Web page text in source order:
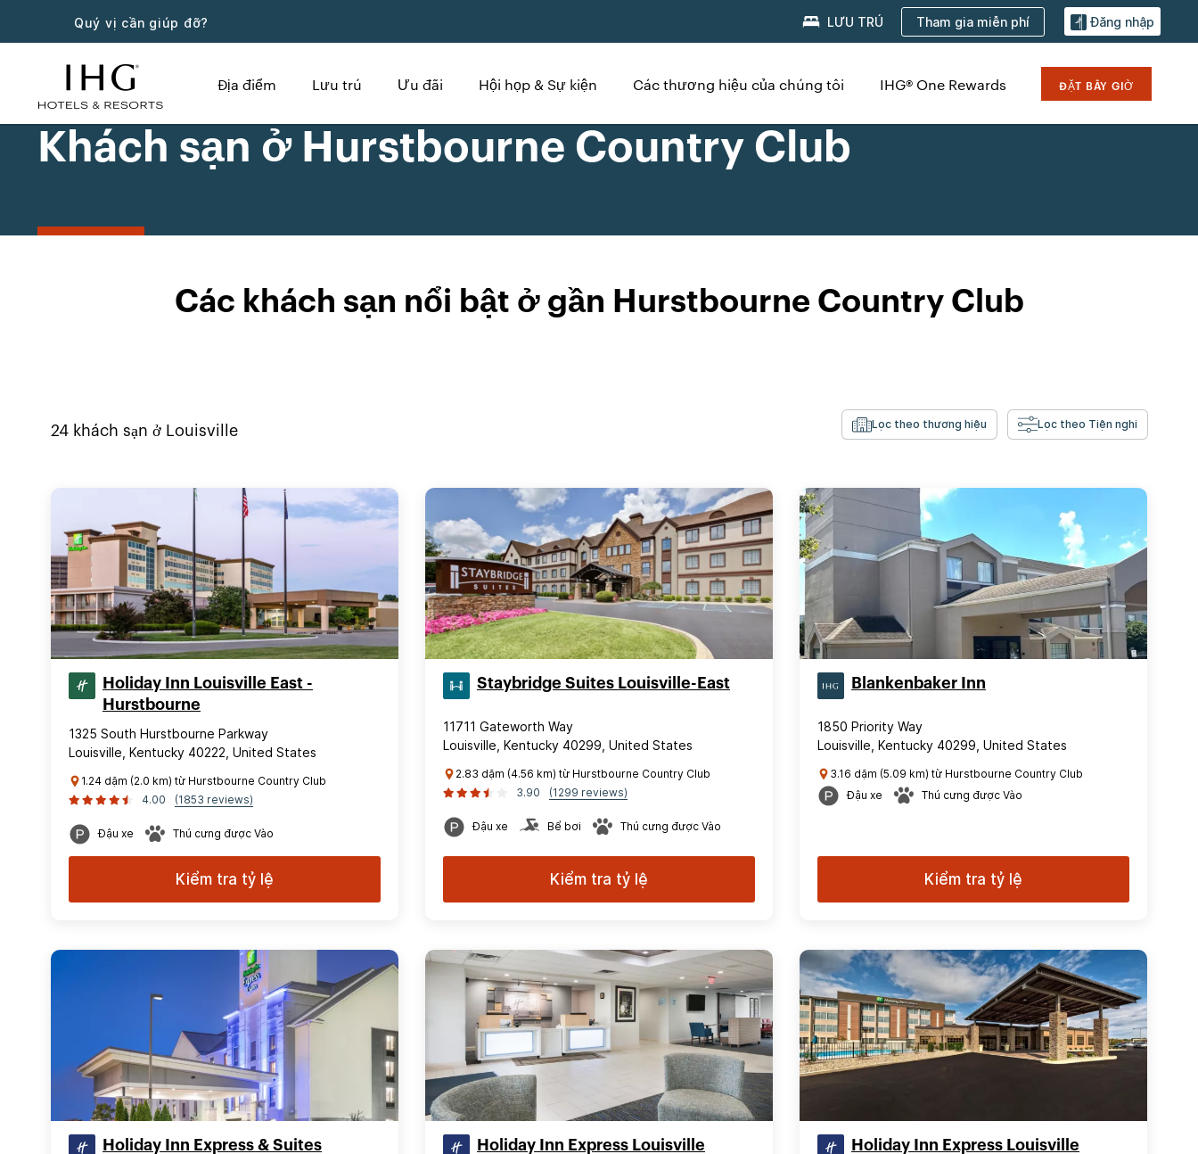
Quý vị cần giúp đỡ? LƯU TRÚ Tham gia miễn phí Đăng nhập
Địa điểm Lưu trú Ưu đãi Hội họp & Sự kiện Các thương hiệu của chúng tôi IHG® One Rewards ĐẶT BÂY GIỜ
Khách sạn ở Hurstbourne Country Club
Các khách sạn nổi bật ở gần Hurstbourne Country Club
24 khách sạn ở Louisville Lọc theo thương hiệu Lọc theo Tiện nghi
Holiday Inn Louisville East -
Hurstbourne
1325 South Hurstbourne Parkway
Louisville, Kentucky 40222, United States
1.24 dặm (2.0 km) từ Hurstbourne Country Club
4.00
(1853 reviews)
Đậu xe Thú cưng được Vào
Kiểm tra tỷ lệ
Staybridge Suites Louisville-East
11711 Gateworth Way
Louisville, Kentucky 40299, United States
2.83 dặm (4.56 km) từ Hurstbourne Country Club
3.90
(1299 reviews)
Đậu xe Bể bơi Thú cưng được Vào
Kiểm tra tỷ lệ
Blankenbaker Inn
1850 Priority Way
Louisville, Kentucky 40299, United States
3.16 dặm (5.09 km) từ Hurstbourne Country Club
Đậu xe
Thú cưng được Vào
Kiểm tra tỷ lệ
Holiday Inn Express & Suites
Holiday Inn Express Louisville
Holiday Inn Express Louisville